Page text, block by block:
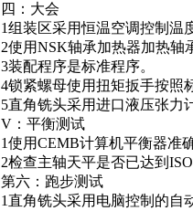
四：大会
1组装区采用恒温空调控制温
2使用NSK轴承加热器加热轴
3装配程序是标准程序。
4锁紧螺母使用扭矩扳手按照
5直角铣头采用进口液压张力
V：平衡测试
1使用CEMB计算机平衡器准
2检查主轴天平是否已达到
第六：跑步测试
1直角铣头采用电脑控制的自